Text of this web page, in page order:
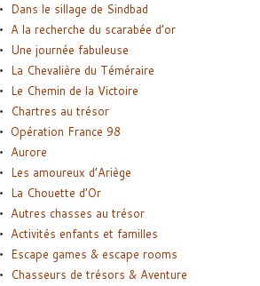
Dans le sillage de Sindbad
A la recherche du scarabée d’or
Une journée fabuleuse
La Chevalière du Téméraire
Le Chemin de la Victoire
Chartres au trésor
Opération France 98
Aurore
Les amoureux d’Ariège
La Chouette d’Or
Autres chasses au trésor
Activités enfants et familles
Escape games & escape rooms
Chasseurs de trésors & Aventure